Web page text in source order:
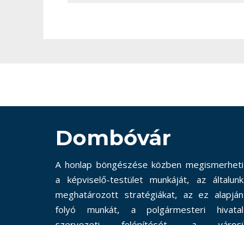
Dombóvár
A honlap böngészése közben megismerheti
a képviselő-testület munkáját, az általunk
meghatározott stratégiákat, az ez alapján
folyó munkát, a polgármesteri hivatal